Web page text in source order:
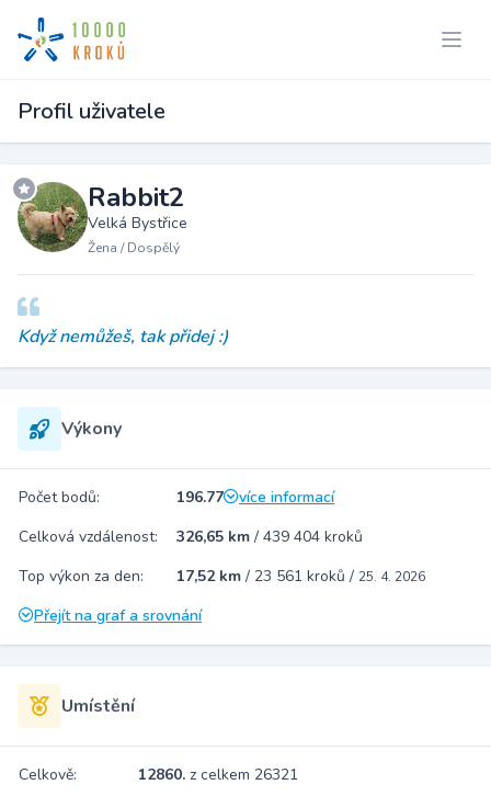
Profil uživatele
Rabbit2
Velká Bystřice
Žena / Dospělý
Když nemůžeš, tak přidej :)
Výkony
Počet bodů: 196.77
více informací
Celková vzdálenost:
326,65 km / 439 404 kroků
Top výkon za den:
17,52 km / 23 561 kroků / 25. 4. 2026
Přejít na graf a srovnání
Umístění
Celkově: 12860. z celkem 26321